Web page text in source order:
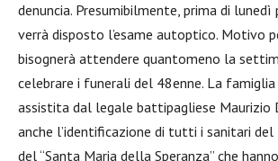
denuncia. Presumibilmente, prima di lunedì
verrà disposto l’esame autoptico. Motivo
bisognerà attendere quantomeno la
celebrare i funerali del 48enne. La famiglia
assistita dal legale battipagliese Maurizio
anche l’identificazione di tutti i sanitari
del “Santa Maria della Speranza” che